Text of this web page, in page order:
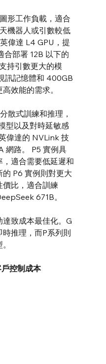
形工作負載，適合
機器人或引數較低
偉達 L4 GPU，提
合部署 12B 以下的
持引數更大的模
訊記憶體和 400GB
效能的需求。
散式訓練和推理，
型以及對時延敏感
偉達的 NVLink 技
網路。 P5 實例具
適合需要低延遲和
P6 實例則對更大
比，適合訓練
671B。
致成本最佳化。G
推理，而P系列則
控制成本